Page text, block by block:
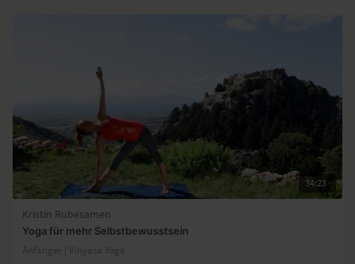
34:23
Kristin Rübesamen
Yoga für mehr Selbstbewusstsein
Anfänger | Vinyasa Yoga